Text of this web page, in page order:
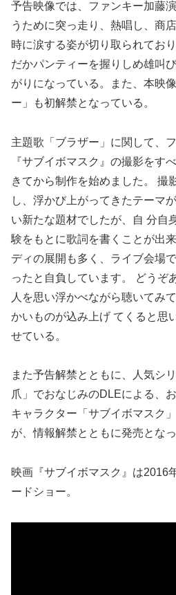
予告映像では、ファンキー加藤
うために突っ走り、熱唱し、商
時に涙する姿が切り取られてお
だかパンティーを握りしめ雄叫
がりになっている。また、本映
ー」も初解禁となっている。
主題歌「ブラザー」に関して、
『サブイボマスク』の撮影をす
きてから制作を始めました。 撮
し、浮かび上がってきたテーマ
い新たな題材でしたが、自 分自
験をもとに歌詞を書くことが出
ディの展開も多く、ライブ会場
ったと自負しています。 どうぞ
人を思い浮かべながら聴いてみ
かいものが込み上げ てくると思
せている。
また予告解禁とともに、人気シ
爪」でおなじみのDLEによる、
キャラクター「サブイボマスク
が、情報解禁とともに発売となっ
映画『サブイボマスク』は2016
ードショー。